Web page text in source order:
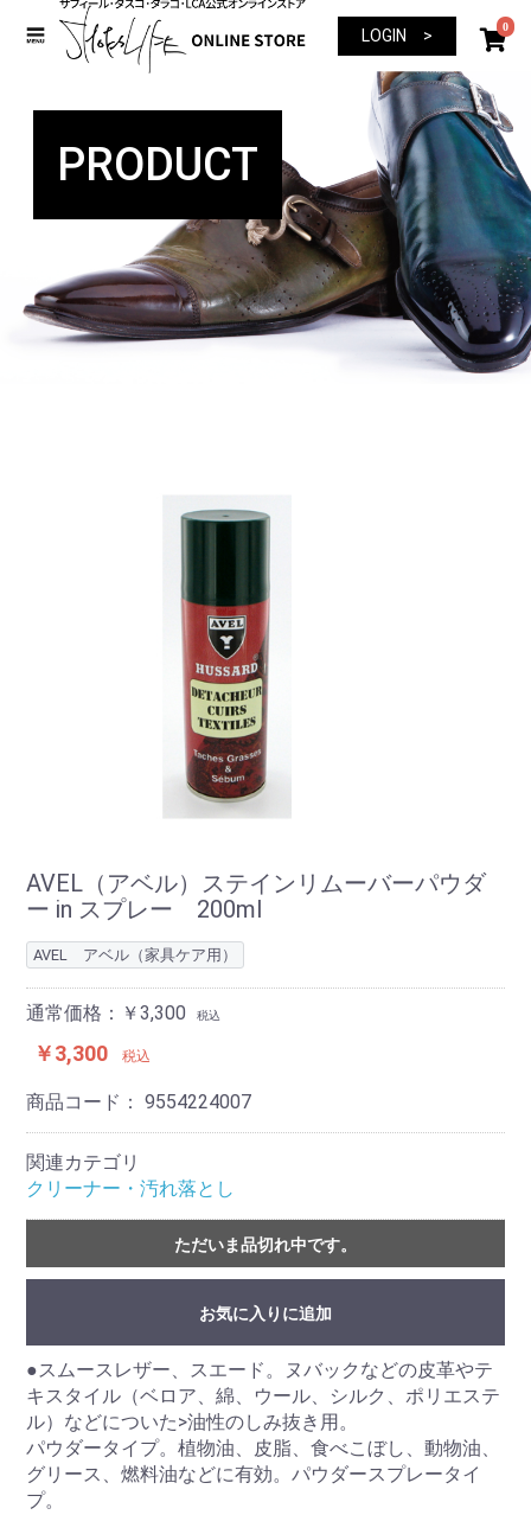
LOGIN > 0
PRODUCT
AVEL（アベル）ステインリムーバーパウダ
ー in スプレー 200ml
AVEL アベル（家具ケア用）
通常価格：￥3,300 税込
￥3,300 税込
商品コード：9554224007
関連カテゴリ
クリーナー・汚れ落とし
ただいま品切れ中です。
お気に入りに追加
●スムースレザー、スエード。ヌバックなどの皮革やテ
キスタイル（ベロア、綿、ウール、シルク、ポリエステ
ル）などについた>油性のしみ抜き用。
パウダータイプ。植物油、皮脂、食べこぼし、動物油、
グリース、燃料油などに有効。パウダースプレータイ
プ。